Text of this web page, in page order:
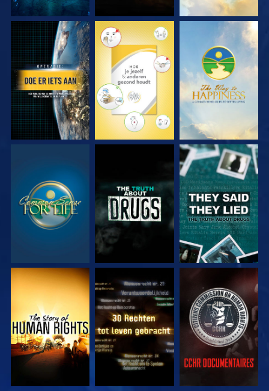
KIJK KIJK KIJK
KIJK KIJK KIJK
KIJK KIJK KIJK